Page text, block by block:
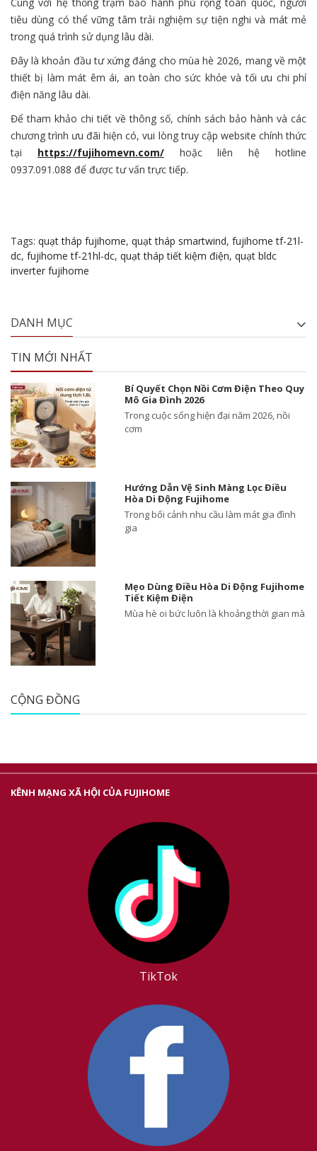
tiêu dùng có thể vững tâm trải nghiệm sự tiện nghi và mát mẻ
trong quá trình sử dụng lâu dài.
Đây là khoản đầu tư xứng đáng cho mùa hè 2026, mang về một
thiết bị làm mát êm ái, an toàn cho sức khỏe và tối ưu chi phí
điện năng lâu dài.
Để tham khảo chi tiết về thông số, chính sách bảo hành và các
chương trình ưu đãi hiện có, vui lòng truy cập website chính thức
tại https://fujihomevn.com/hoặc liên hệ hotline
0937.091.088 để được tư vấn trực tiếp.
Tags: quạt tháp fujihome, quạt tháp smartwind, fujihome tf-21l-
dc, fujihome tf-21hl-dc, quạt tháp tiết kiệm điện, quạt bldc
inverter fujihome
DANH MỤC
TIN MỚI NHẤT
Bí Quyết Chọn Nồi Cơm Điện Theo Quy
Mô Gia Đình 2026
Trong cuộc sống hiện đại năm 2026, nồi
cơm
Hướng Dẫn Vệ Sinh Màng Lọc Điều
Hòa Di Động Fujihome
Trong bối cảnh nhu cầu làm mát gia đình
gia
Mẹo Dùng Điều Hòa Di Động Fujihome
Tiết Kiệm Điện
Mùa hè oi bức luôn là khoảng thời gian mà
CỘNG ĐỒNG
KÊNH MẠNG XÃ HỘI CỦA FUJIHOME
TikTok